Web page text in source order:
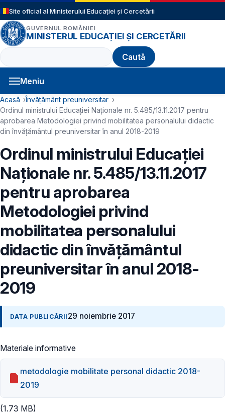
Sari la conținutul principal
Site oficial al Ministerului Educației și Cercetării
GUVERNUL ROMÂNIEI
MINISTERUL EDUCAȚIEI ȘI CERCETĂRII
Caută
Meniu
Navigație principală
Cale de navigare
Acasă
Învățământ preuniversitar
Ordinul ministrului Educației Naționale nr. 5.485/13.11.2017 pentru
aprobarea Metodologiei privind mobilitatea personalului didactic
din învăţământul preuniversitar în anul 2018-2019
Ordinul ministrului Educației
Naționale nr. 5.485/13.11.2017
pentru aprobarea
Metodologiei privind
mobilitatea personalului
didactic din învăţământul
preuniversitar în anul 2018-
2019
DATA PUBLICĂRII 29 noiembrie 2017
Materiale informative
metodologie mobilitate personal didactic 2018-
2019
(1.73 MB)